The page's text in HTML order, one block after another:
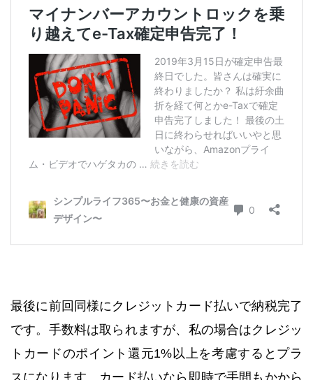
最後に前回同様にクレジットカード払いで納税完了
です。手数料は取られますが、私の場合はクレジッ
トカードのポイント還元1%以上を考慮するとプラ
スになります。カード払いなら即時で手間もかから